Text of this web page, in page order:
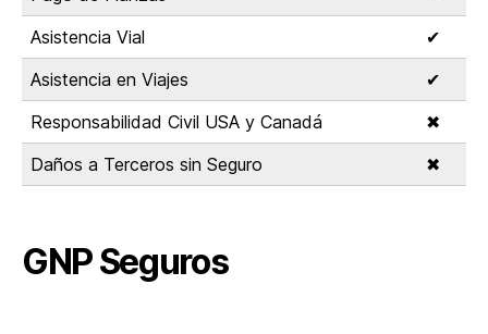
Asistencia Vial
✔
Asistencia en Viajes
✔
Responsabilidad Civil USA y Canadá
✖
Daños a Terceros sin Seguro
✖
GNP Seguros